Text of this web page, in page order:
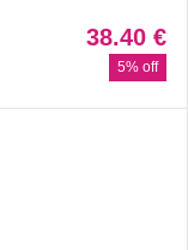
38.40 €
5% off